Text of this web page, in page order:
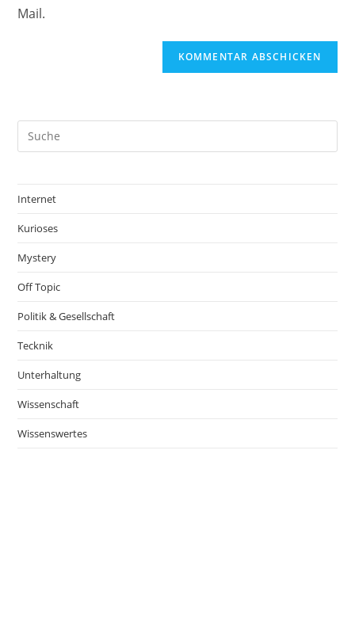
Mail.
Internet
Kurioses
Mystery
Off Topic
Politik & Gesellschaft
Tecknik
Unterhaltung
Wissenschaft
Wissenswertes